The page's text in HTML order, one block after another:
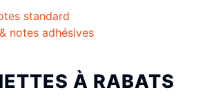
standard
notes adhésives
À RABATS